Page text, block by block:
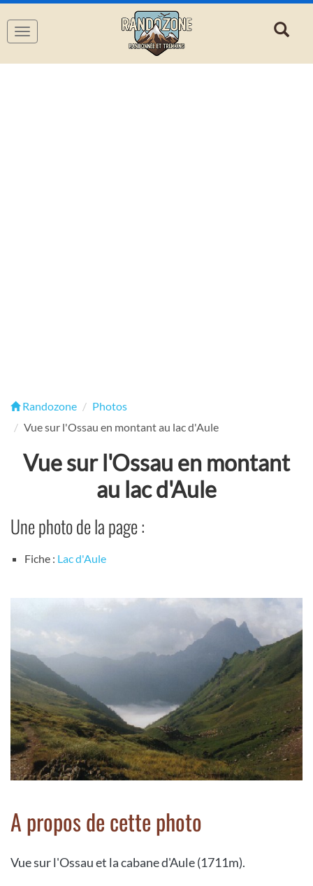
Navigation
Randozone
Photos
Vue sur l'Ossau en montant au lac d'Aule
Vue sur l'Ossau en montant
au lac d'Aule
Une photo de la page :
Fiche : Lac d'Aule
A propos de cette photo
Vue sur l'Ossau et la cabane d'Aule (1711m).